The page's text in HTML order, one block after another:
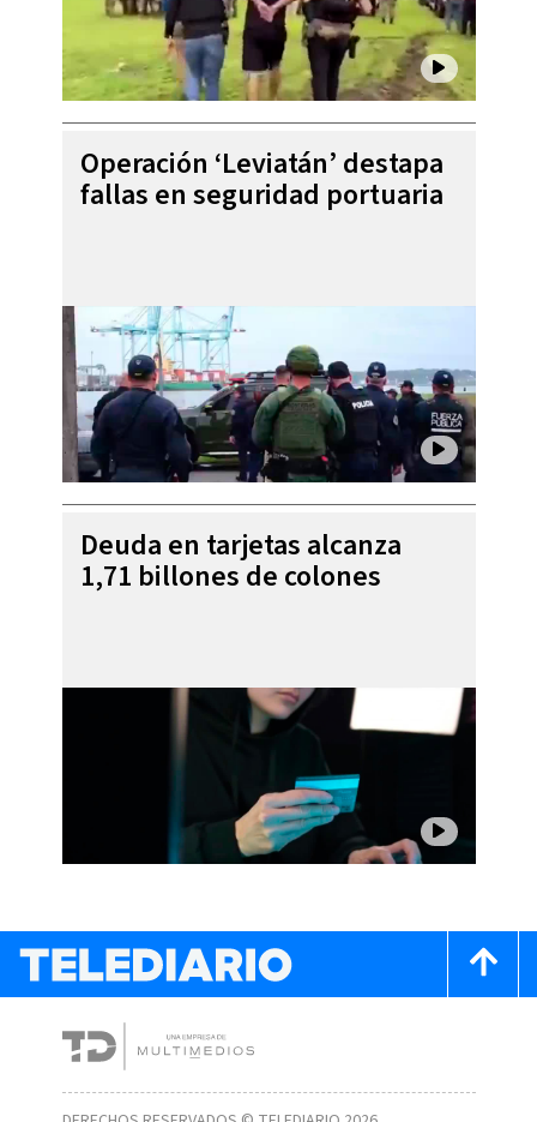
Operación ‘Leviatán’ destapa
fallas en seguridad portuaria
Deuda en tarjetas alcanza
1,71 billones de colones